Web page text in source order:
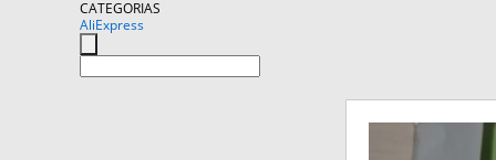
CATEGORIAS
AliExpress